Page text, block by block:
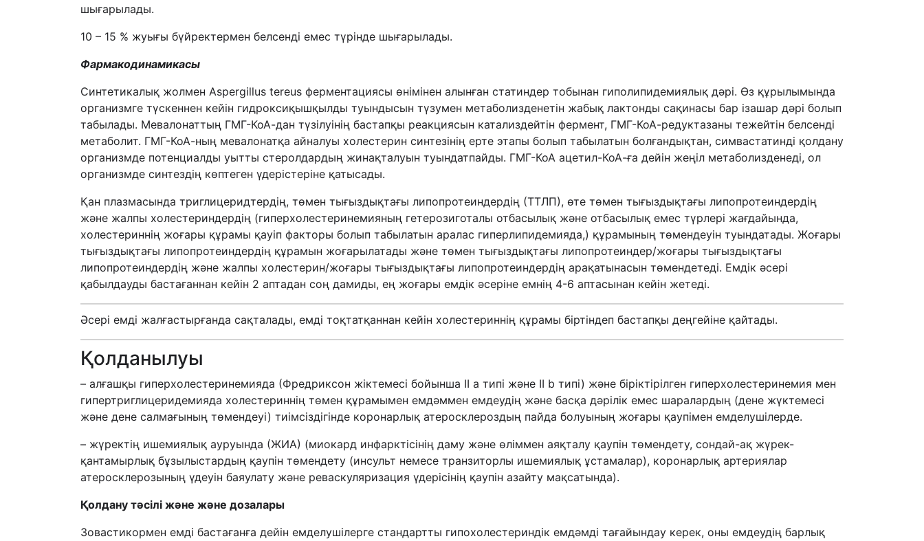
шығарылады.
10 – 15 % жуығы бүйректермен белсенді емес түрінде шығарылады.
Фармакодинамикасы
Синтетикалық жолмен Aspergillus tereus ферментациясы өнімінен алынған статиндер тобынан гиполипидемиялық дәрі. Өз құрылымында
организмге түскеннен кейін гидроксиқышқылды туындысын түзумен метаболизденетін жабық лактонды сақинасы бар ізашар дәрі болып
табылады. Мевалонаттың ГМГ-КоА-дан түзілуінің бастапқы реакциясын катализдейтін фермент, ГМГ-КоА-редуктазаны тежейтін белсенді
метаболит. ГМГ-КоА-ның мевалонатқа айналуы холестерин синтезінің ерте этапы болып табылатын болғандықтан, симвастатинді қолдану
организмде потенциалды уытты стеролдардың жинақталуын туындатпайды. ГМГ-КоА ацетил-КоА-ға дейін жеңіл метаболизденеді, ол
организмде синтездің көптеген үдерістеріне қатысады.
Қан плазмасында триглицеридтердің, төмен тығыздықтағы липопротеиндердің (ТТЛП), өте төмен тығыздықтағы липопротеиндердің
және жалпы холестериндердің (гиперхолестеринемияның гетерозиготалы отбасылық және отбасылық емес түрлері жағдайында,
холестериннің жоғары құрамы қауіп факторы болып табылатын аралас гиперлипидемияда,) құрамының төмендеуін туындатады. Жоғары
тығыздықтағы липопротеиндердің құрамын жоғарылатады және төмен тығыздықтағы липопротеиндер/жоғары тығыздықтағы
липопротеиндердің және жалпы холестерин/жоғары тығыздықтағы липопротеиндердің арақатынасын төмендетеді. Емдік әсері
қабылдауды бастағаннан кейін 2 аптадан соң дамиды, ең жоғары емдік әсеріне емнің 4-6 аптасынан кейін жетеді.
Әсері емді жалғастырғанда сақталады, емді тоқтатқаннан кейін холестериннің құрамы біртіндеп бастапқы деңгейіне қайтады.
Қолданылуы
– алғашқы гиперхолестеринемияда (Фредриксон жіктемесі бойынша II а типі және II b типі) және біріктірілген гиперхолестеринемия мен
гипертриглицеридемияда холестериннің төмен құрамымен емдәммен емдеудің және басқа дәрілік емес шаралардың (дене жүктемесі
және дене салмағының төмендеуі) тиімсіздігінде коронарлық атеросклероздың пайда болуының жоғары қаупімен емделушілерде.
– жүректің ишемиялық ауруында (ЖИА) (миокард инфарктісінің даму және өліммен аяқталу қаупін төмендету, сондай-ақ жүрек-
қантамырлық бұзылыстардың қаупін төмендету (инсульт немесе транзиторлы ишемиялық ұстамалар), коронарлық артериялар
атеросклерозының үдеуін баяулату және реваскуляризация үдерісінің қаупін азайту мақсатында).
Қолдану тәсілі және және дозалары
Зовастикормен емді бастағанға дейін емделушілерге стандартты гипохолестериндік емдәмді тағайындау керек, оны емдеудің барлық